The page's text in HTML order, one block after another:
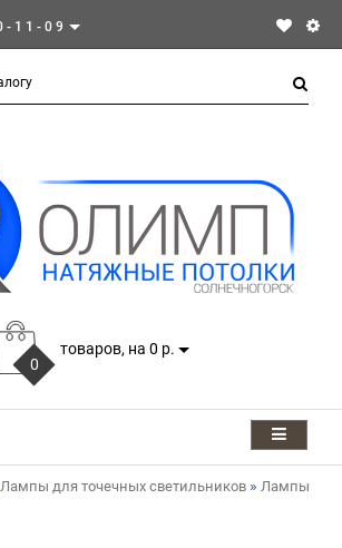
11-09
0
товаров, на 0 р.
Лампы для точечных светильников Лампы